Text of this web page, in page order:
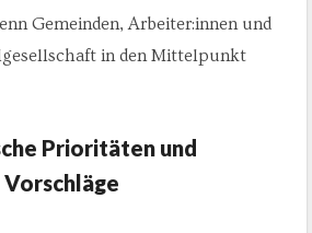
Gemeinden, Arbeiter:innen und
in den Mittelpunkt
Prioritäten und